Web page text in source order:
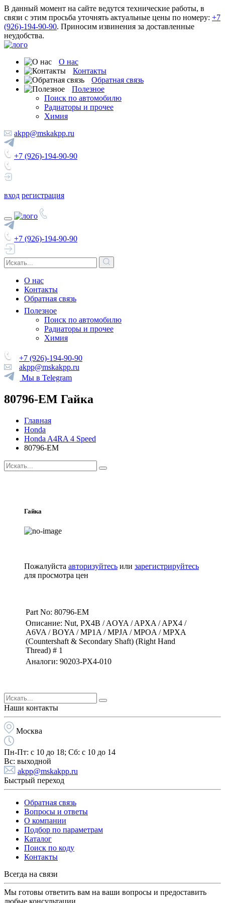
В данный момент на сайте ведутся технические работы, в
связи с этим просьба уточнять актуальные цены по номеру: +7
(926)-194-90-90. Приносим извинения за доставленные
неудобства.
О нас
Контакты
Обратная связь
Полезное
Поиск по автомобилю
Радиаторы и прочее
Химия
akpp@mskakpp.ru
+7 (926)-194-90-90
вход регистрация
+7 (926)-194-90-90
О нас
Контакты
Обратная связь
Полезное
Поиск по автомобилю
Радиаторы и прочее
Химия
+7 (926)-194-90-90
akpp@mskakpp.ru
Мы в Telegram
80796-EM Гайка
Главная
Honda
Honda A4RA 4 Speed
80796-EM
Гайка
Пожалуйста авторизуйтесь или зарегистрируйтесь
для просмотра цен
Part No: 80796-EM
Описание: Nut, PX4B / AOYA / APXA / APX4 /
A6VA / BOYA / MP1A / MPJA / MPOA / MPXA
(Countershaft & Secondary Shaft) (Right Hand
Thread) # 1
Аналоги: 90203-PX4-010
Наши контакты
Москва
Пн-Пт: с 10 до 18; Cб: с 10 до 14
Вс: выходной
akpp@mskakpp.ru
Быстрый переход
Обратная связь
Вопросы и ответы
О компании
Подбор по параметрам
Каталог
Поиск по коду
Контакты
Всегда на связи
Мы готовы ответить вам на ваши вопросы и предоставить